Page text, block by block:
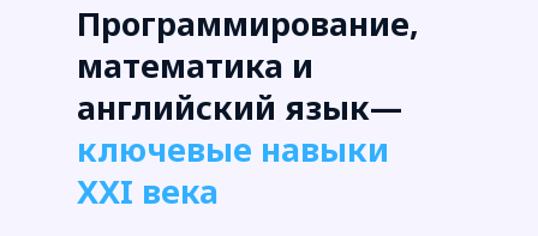
Программирование,
математика и
английский язык—
ключевые навыки
XXI века